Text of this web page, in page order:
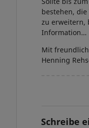
bestehen,
zu erweitern,
Information…
Mit
Henning
Schreibe